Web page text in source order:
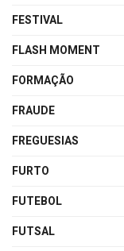
FESTIVAL
FLASH MOMENT
FORMAÇÃO
FRAUDE
FREGUESIAS
FURTO
FUTEBOL
FUTSAL